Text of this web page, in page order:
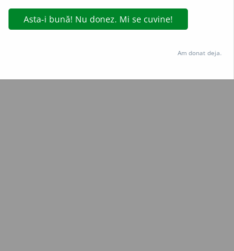
© 2004-2026 dexonline (https://dexonline.ro)
pe acest site, inclusiv prin orice metode de extragere automată
scris, cu excepția seturilor de date oferite oficial spre utilizare
Hosterion
Am donat deja.